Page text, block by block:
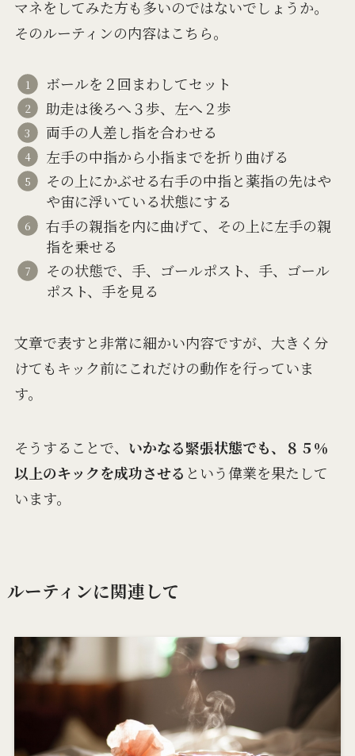
マネをしてみた方も多いのではないでしょうか。
そのルーティンの内容はこちら。
ボールを２回まわしてセット
助走は後ろへ３歩、左へ２歩
両手の人差し指を合わせる
左手の中指から小指までを折り曲げる
その上にかぶせる右手の中指と薬指の先はや
や宙に浮いている状態にする
右手の親指を内に曲げて、その上に左手の親
指を乗せる
その状態で、手、ゴールポスト、手、ゴール
ポスト、手を見る
文章で表すと非常に細かい内容ですが、大きく分
けてもキック前にこれだけの動作を行っていま
す。
そうすることで、 いかなる緊張状態でも、８５％
以上のキックを成功させる という偉業を果たして
います。
ルーティンに関連して